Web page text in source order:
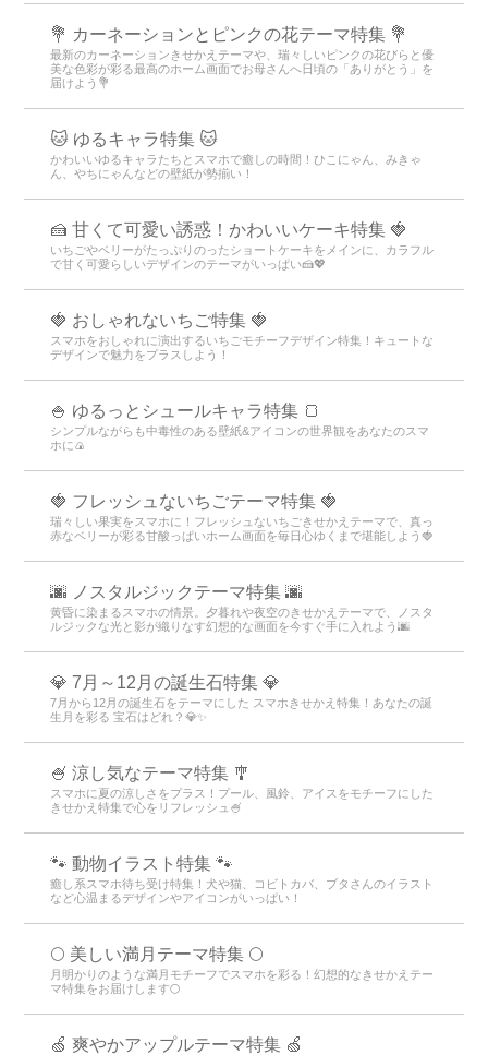
💐 カーネーションとピンクの花テーマ特集 💐
最新のカーネーションきせかえテーマや、瑞々しいピンクの花びらと優
美な色彩が彩る最高のホーム画面でお母さんへ日頃の「ありがとう」を
届けよう💐
🐱 ゆるキャラ特集 🐱
かわいいゆるキャラたちとスマホで癒しの時間！ひこにゃん、みきゃ
ん、やちにゃんなどの壁紙が勢揃い！
🍰 甘くて可愛い誘惑！かわいいケーキ特集 🍓
いちごやベリーがたっぷりのったショートケーキをメインに、カラフル
で甘く可愛らしいデザインのテーマがいっぱい🍰💖
🍓 おしゃれないちご特集 🍓
スマホをおしゃれに演出するいちごモチーフデザイン特集！キュートな
デザインで魅力をプラスしよう！
🍚 ゆるっとシュールキャラ特集 🍞
シンプルながらも中毒性のある壁紙&アイコンの世界観をあなたのスマ
ホに🍙
🍓 フレッシュないちごテーマ特集 🍓
瑞々しい果実をスマホに！フレッシュないちごきせかえテーマで、真っ
赤なベリーが彩る甘酸っぱいホーム画面を毎日心ゆくまで堪能しよう🍓
🌆 ノスタルジックテーマ特集 🌆
黄昏に染まるスマホの情景。夕暮れや夜空のきせかえテーマで、ノスタ
ルジックな光と影が織りなす幻想的な画面を今すぐ手に入れよう🌆
💎 7月～12月の誕生石特集 💎
7月から12月の誕生石をテーマにした スマホきせかえ特集！あなたの誕
生月を彩る 宝石はどれ？💎✨
🍧 涼し気なテーマ特集 🎐
スマホに夏の涼しさをプラス！プール、風鈴、アイスをモチーフにした
きせかえ特集で心をリフレッシュ🍧
🐾 動物イラスト特集 🐾
癒し系スマホ待ち受け特集！犬や猫、コビトカバ、ブタさんのイラスト
など心温まるデザインやアイコンがいっぱい！
🌕 美しい満月テーマ特集 🌕
月明かりのような満月モチーフでスマホを彩る！幻想的なきせかえテー
マ特集をお届けします🌕
🍏 爽やかアップルテーマ特集 🍏